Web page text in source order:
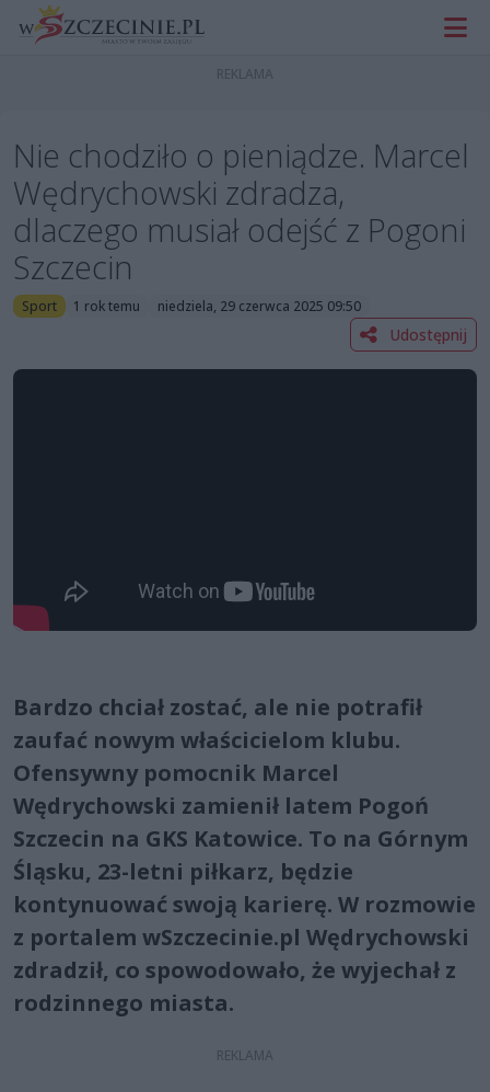
Nie chodziło o pieniądze. Marcel
Wędrychowski zdradza,
dlaczego musiał odejść z Pogoni
Szczecin
Sport 1 rok temu niedziela, 29 czerwca 2025 09:50
Udostępnij
Bardzo chciał zostać, ale nie potrafił
zaufać nowym właścicielom klubu.
Ofensywny pomocnik Marcel
Wędrychowski zamienił latem Pogoń
Szczecin na GKS Katowice. To na Górnym
Śląsku, 23-letni piłkarz, będzie
kontynuować swoją karierę. W rozmowie
z portalem wSzczecinie.pl Wędrychowski
zdradził, co spowodowało, że wyjechał z
rodzinnego miasta.